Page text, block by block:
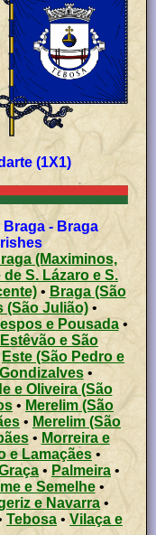
(1X1)
- Braga
(Maximinos,
S. Lázaro e S.
• Braga (São
(São Julião)•
e Pousada•
e São
Este (São Pedro e
•
e Oliveira (São
• Merelim (São
• Merelim (São
• Morreira e
e Lamaçães •
• Palmeira•
e Semelhe•
e Navarra •
Tebosa • Vilaça e